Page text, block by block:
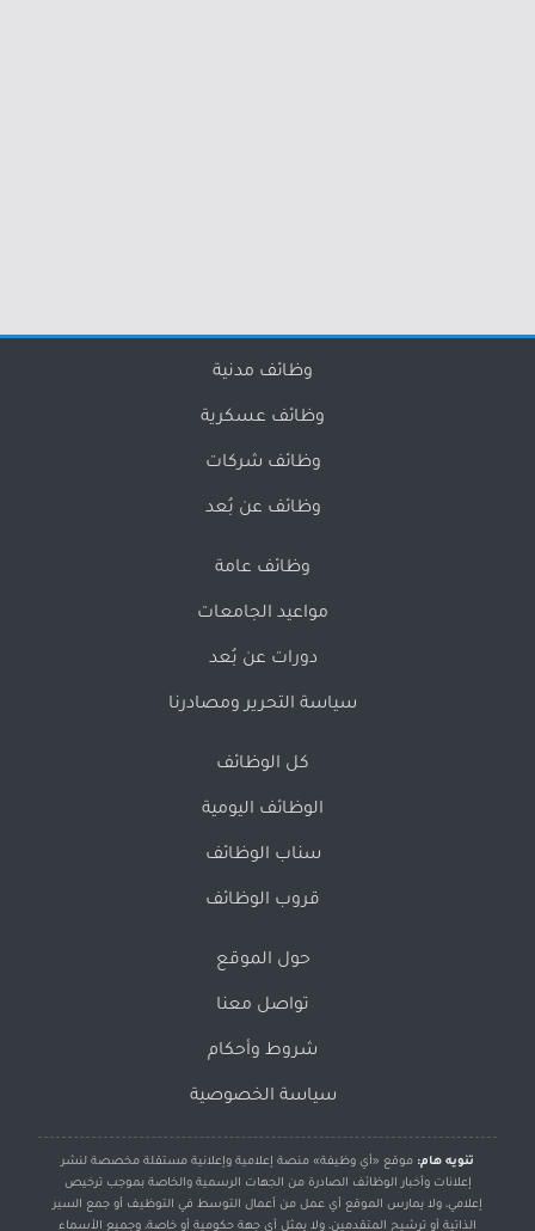
وظائف مدنية
وظائف عسكرية
وظائف شركات
وظائف عن بُعد
وظائف عامة
مواعيد الجامعات
دورات عن بُعد
سياسة التحرير ومصادرنا
كل الوظائف
الوظائف اليومية
سناب الوظائف
قروب الوظائف
حول الموقع
تواصل معنا
شروط وأحكام
سياسة الخصوصية
تنويه هام: موقع «أي وظيفة» منصة إعلامية وإعلانية مستقلة مخصصة لنشر
إعلانات وأخبار الوظائف الصادرة من الجهات الرسمية والخاصة بموجب ترخيص
إعلامي، ولا يمارس الموقع أي عمل من أعمال التوسط في التوظيف أو جمع السير
الذاتية أو ترشيح المتقدمين، ولا يمثل أي جهة حكومية أو خاصة، وجميع الأسماء